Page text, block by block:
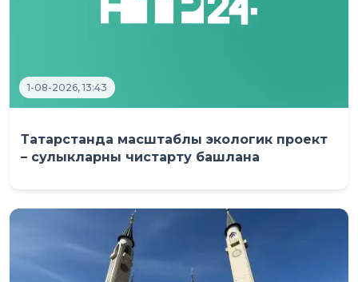
1-08-2026, 13:43
Татарстанда масштаблы экологик проект
– сулыкларны чистарту башлана